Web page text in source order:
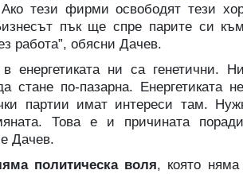
Ако тези фирми освободят тези
пък ще спре парите си
работа”, обясни Дачев.
в енергетиката ни са
стане по-пазарна.
партии имат интереси там.
Това е и причината
Дачев.
политическа воля, която